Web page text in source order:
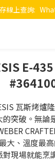
線上查詢:
E-
瓦斯烤
突破。無論
大、溫度最
現場就能烹